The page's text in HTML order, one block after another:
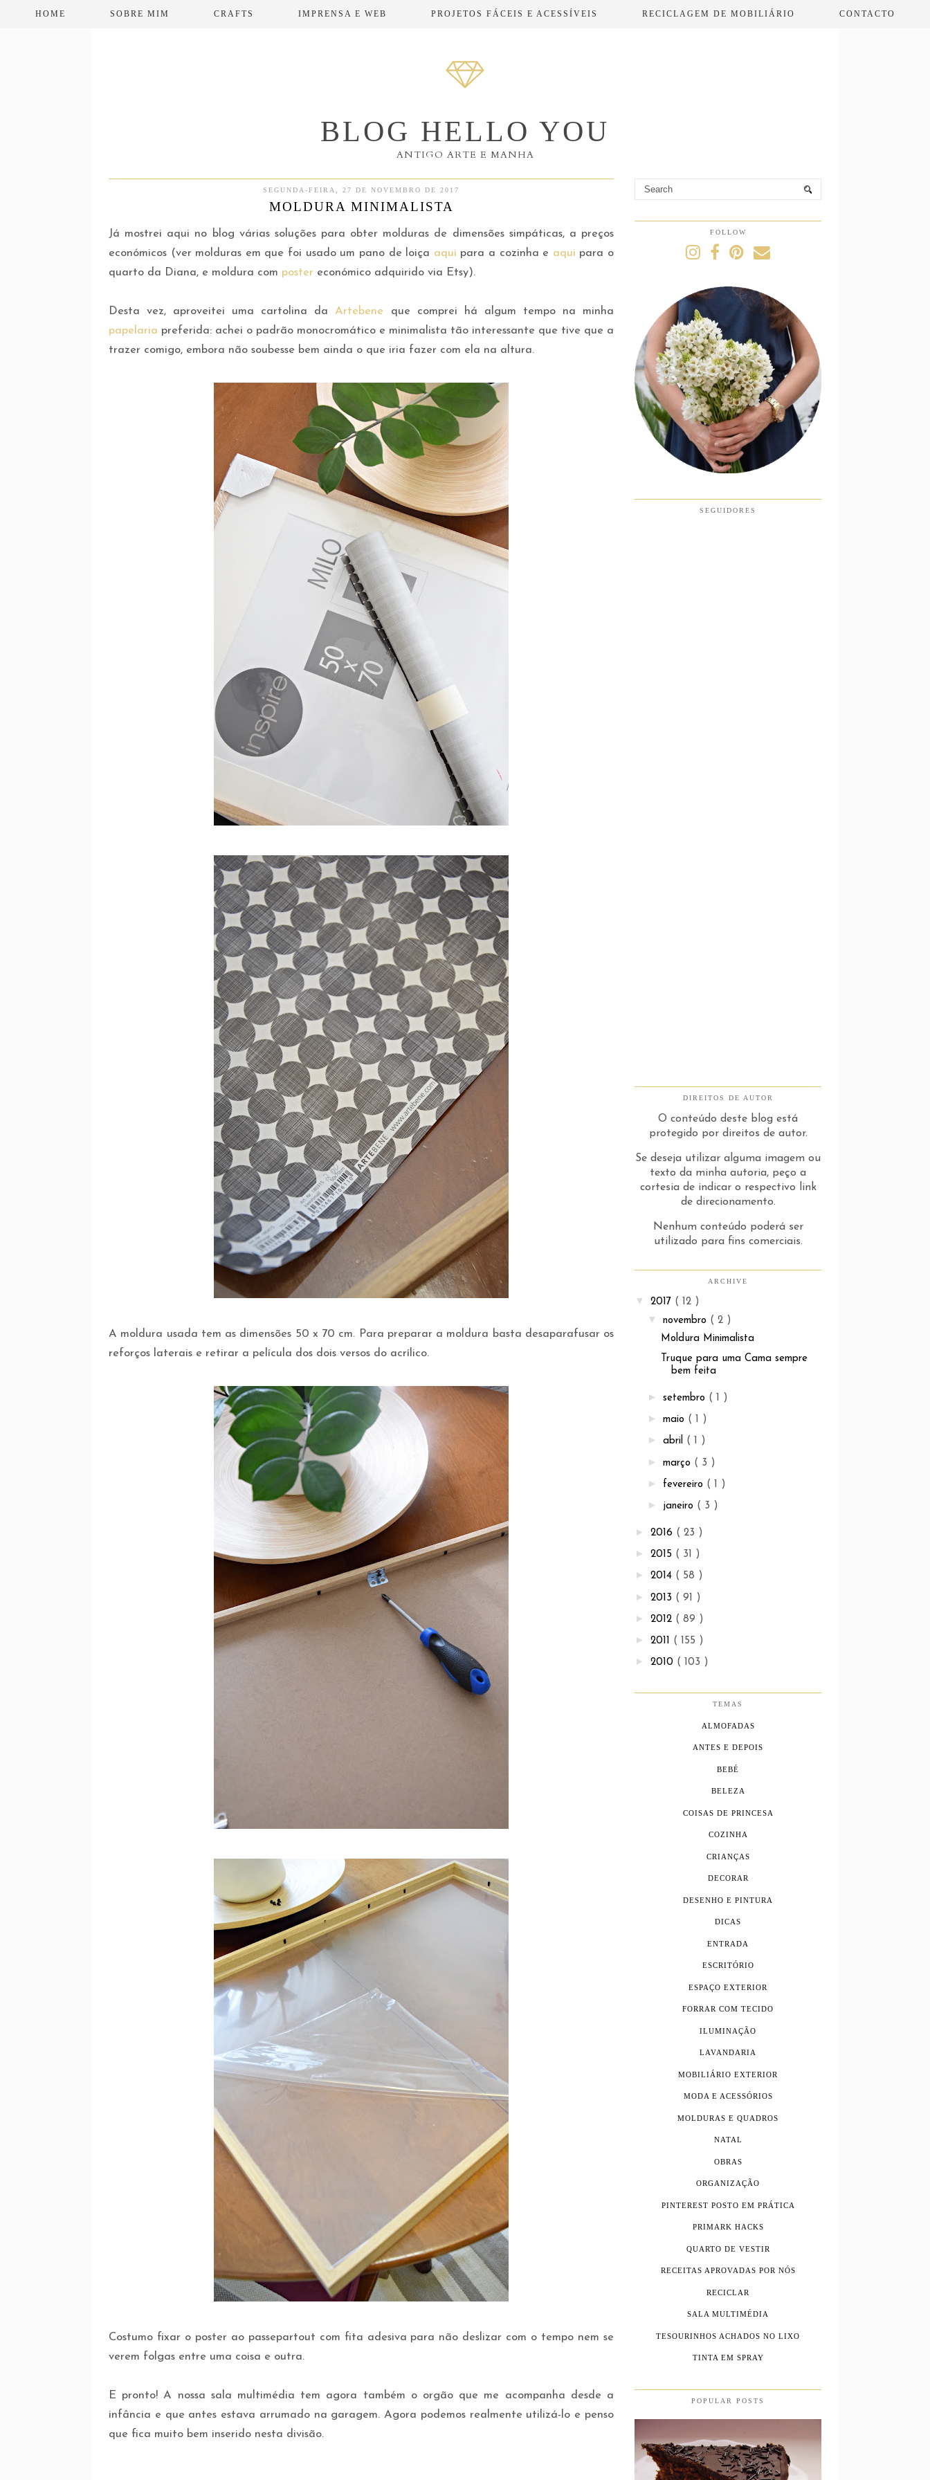
HOME SOBRE MIM CRAFTS IMPRENSA E WEB PROJETOS FÁCEIS E ACESSÍVEIS RECICLAGEM DE MOBILIÁRIO CONTACTO
BLOG HELLO YOU
ANTIGO ARTE E MANHA
SEGUNDA-FEIRA, 27 DE NOVEMBRO DE 2017
MOLDURA MINIMALISTA
Já mostrei aqui no blog várias soluções para obter molduras de dimensões simpáticas, a preços
económicos (ver molduras em que foi usado um pano de loiça aqui para a cozinha e aqui para o
quarto da Diana, e moldura com poster económico adquirido via Etsy).
Desta vez, aproveitei uma cartolina daArtebene que comprei há algum tempo na minha
papelaria preferida: achei o padrão monocromático e minimalista tão interessante que tive que a
trazer comigo, embora não soubesse bem ainda o que iria fazer com ela na altura.
A moldura usada tem as dimensões 50 x 70 cm. Para preparar a moldura basta desaparafusar os
reforços laterais e retirar a película dos dois versos do acrílico.
Costumo fixar o poster ao passepartout com fita adesiva para não deslizar com o tempo nem se
verem folgas entre uma coisa e outra.
E pronto! A nossa sala multimédia tem agora também o orgão que me acompanha desde a
infância e que antes estava arrumado na garagem. Agora podemos realmente utilizá-lo e penso
que fica muito bem inserido nesta divisão.
FOLLOW
SEGUIDORES
DIREITOS DE AUTOR
O conteúdo deste blog está
protegido por direitos de autor.
Se deseja utilizar alguma imagem ou
texto da minha autoria, peço a
cortesia de indicar o respectivo link
de direcionamento.
Nenhum conteúdo poderá ser
utilizado para fins comerciais.
ARCHIVE
▼ 2017 ( 12 )
▼ novembro ( 2 )
Moldura Minimalista
Truque para uma Cama sempre
bem feita
► setembro ( 1 )
► maio ( 1 )
► abril ( 1 )
► março ( 3 )
► fevereiro ( 1 )
► janeiro ( 3 )
► 2016 ( 23 )
► 2015 ( 31 )
► 2014 ( 58 )
► 2013 ( 91 )
► 2012 ( 89 )
► 2011 ( 155 )
► 2010 ( 103 )
TEMAS
ALMOFADAS
ANTES E DEPOIS
BEBÉ
BELEZA
COISAS DE PRINCESA
COZINHA
CRIANÇAS
DECORAR
DESENHO E PINTURA
DICAS
ENTRADA
ESCRITÓRIO
ESPAÇO EXTERIOR
FORRAR COM TECIDO
ILUMINAÇÃO
LAVANDARIA
MOBILIÁRIO EXTERIOR
MODA E ACESSÓRIOS
MOLDURAS E QUADROS
NATAL
OBRAS
ORGANIZAÇÃO
PINTEREST POSTO EM PRÁTICA
PRIMARK HACKS
QUARTO DE VESTIR
RECEITAS APROVADAS POR NÓS
RECICLAR
SALA MULTIMÉDIA
TESOURINHOS ACHADOS NO LIXO
TINTA EM SPRAY
POPULAR POSTS